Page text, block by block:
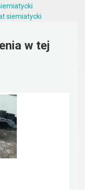
siemiatycki
w tej